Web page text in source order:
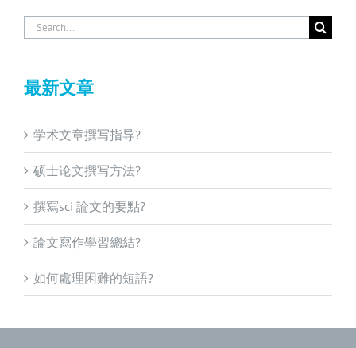
Search
for:
最新文章
学术文章撰写指导?
硕士论文撰写方法?
撰寫sci 論文的要點?
論文寫作學習總結?
如何處理困難的短語?